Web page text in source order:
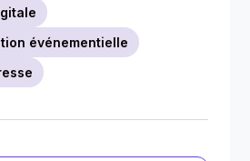
événementielle